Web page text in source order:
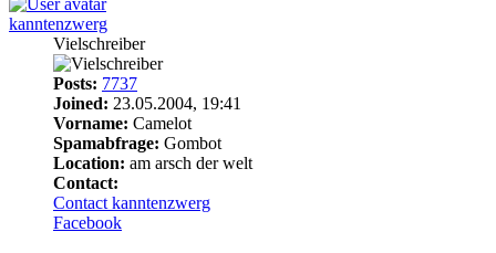
kanntenzwerg
Vielschreiber
Posts: 7737
Joined: 23.05.2004, 19:41
Vorname: Camelot
Spamabfrage: Gombot
Location: am arsch der welt
Contact:
Contact kanntenzwerg
Facebook